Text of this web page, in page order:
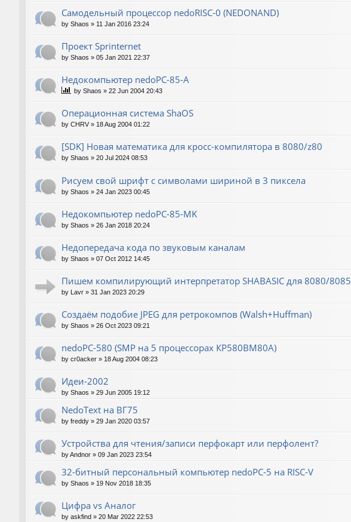
Самодельный процессор nedoRISC-0 (NEDONAND)
by Shaos » 11 Jan 2016 23:24
Проект Sprinternet
by Shaos » 05 Jan 2021 22:37
Недокомпьютер nedoPC-85-A
by Shaos » 22 Jun 2004 20:43
Операционная система ShaOS
by CHRV » 18 Aug 2004 01:22
[SDK] Новая математика для кросс-компилятора в 8080/z80
by Shaos » 20 Jul 2024 08:53
Рисуем свой шрифт с символами шириной в 3 пиксела
by Shaos » 24 Jan 2023 00:45
Недокомпьютер nedoPC-85-MK
by Shaos » 26 Jan 2018 20:24
Недопередача кода по звуковым каналам
by Shaos » 07 Oct 2012 14:45
Пишем компилирующий интерпретатор SHABASIC для 8080/8085
by Lavr » 31 Jan 2023 20:29
Создаём подобие JPEG для ретрокомпов (Walsh+Huffman)
by Shaos » 26 Oct 2023 09:21
nedoPC-580 (SMP на 5 процессорах КР580ВМ80А)
by cr0acker » 18 Aug 2004 08:23
Идеи-2002
by Shaos » 29 Jun 2005 19:12
NedoText на ВГ75
by freddy » 29 Jan 2020 03:57
Устройства для чтения/записи перфокарт или перфолент?
byAndnor » 09 Jan 2023 23:54
32-битный персональный компьютер nedoPC-5 на RISC-V
by Shaos » 19 Nov 2018 18:35
Цифра vs Аналог
by askfind » 20 Mar 2022 22:53